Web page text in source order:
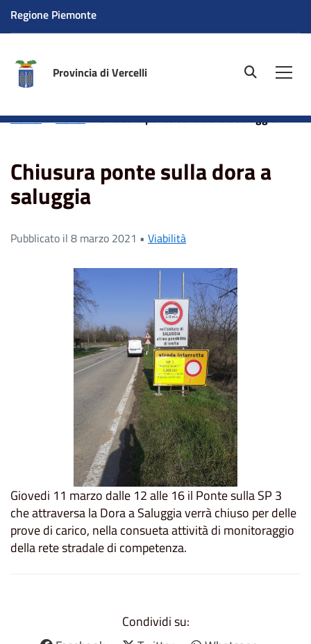
Regione Piemonte
Provincia di Vercelli site.searc
Home News Chiusura ponte sulla dora a saluggia
Chiusura ponte sulla dora a
saluggia
Pubblicato il 8 marzo 2021 • Viabilità
Giovedi 11 marzo dalle 12 alle 16 il Ponte sulla SP 3
che attraversa la Dora a Saluggia verrà chiuso per delle
prove di carico, nella consueta attività di monitoraggio
della rete stradale di competenza.
Condividi su: